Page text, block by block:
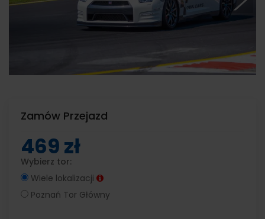
Zamów Przejazd
469 zł
Wybierz tor:
Wiele lokalizacji
Poznań Tor Główny